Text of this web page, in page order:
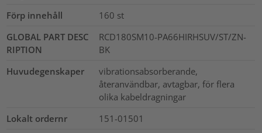
Förp innehåll
160 st
GLOBAL PART DESC
RIPTION
RCD180SM10-PA66HIRHSUV/ST/ZN-
BK
Huvudegenskaper
vibrationsabsorberande,
återanvändbar, avtagbar, för flera
olika kabeldragningar
Lokalt ordernr
151-01501